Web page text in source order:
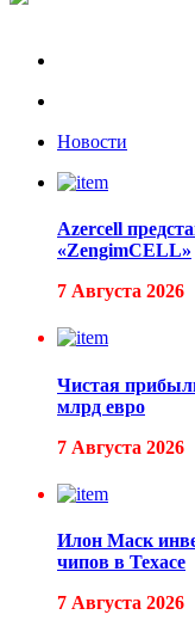
Новости
Azercell
«ZengimCELL»
7 Августа 2026
Чистая
млрд евро
7 Августа 2026
Илон Маск
чипов в Техасе
7 Августа 2026